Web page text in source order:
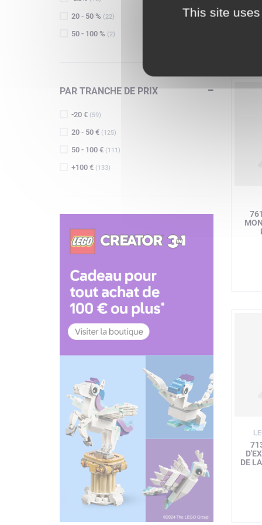
20 - 50 % (22)
50 - 100 % (2)
PAR TRANCHE DE PRIX
-20 € (59)
20 - 50 € (125)
50 - 100 € (111)
+100 € (133)
DE
This site